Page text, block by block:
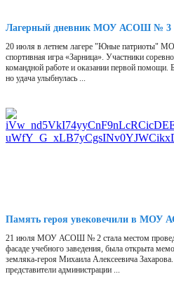
Лагерный дневник МОУ АСОШ № 3
20 июля в летнем лагере "Юные патриоты"
спортивная игра «Зарница». Участники
командной работе и оказании первой
но удача улыбнулась ...
Память героя увековечили в
21 июля МОУ АСОШ № 2 стала местом
фасаде учебного заведения, была открыта
земляка-героя Михаила Алексеевича
представители администрации ...